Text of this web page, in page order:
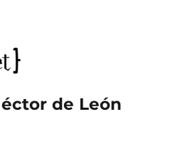
de León